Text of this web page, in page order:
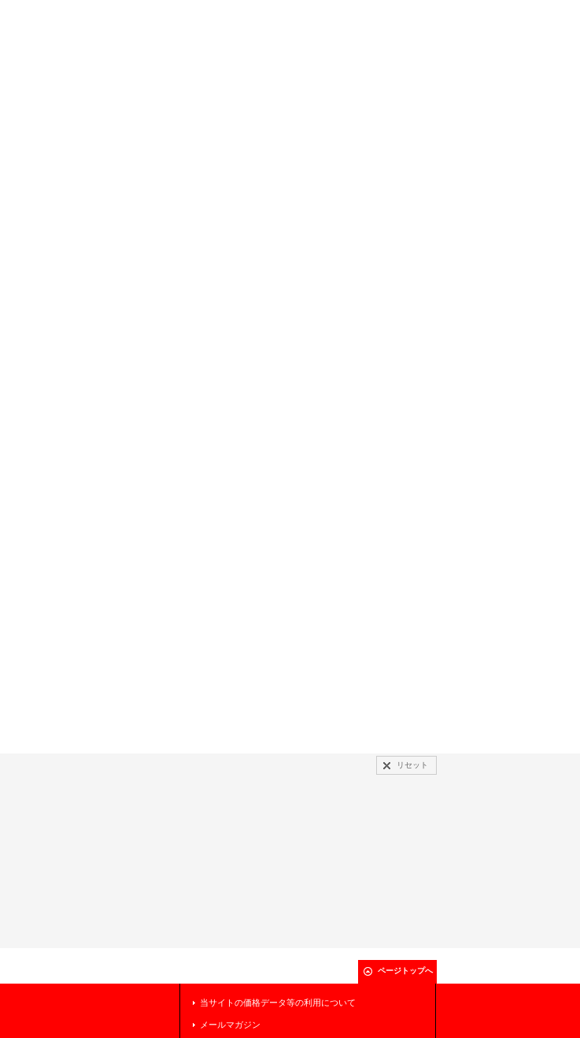
リセット
ページトップへ
当サイトの価格データ等の利用について
メールマガジン